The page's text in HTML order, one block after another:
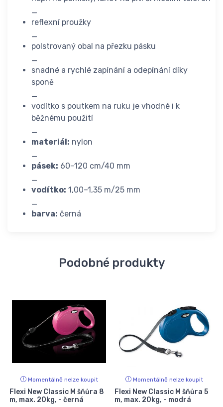
_
reflexní proužky
_
polstrovaný obal na přezku pásku
_
snadné a rychlé zapínání a odepínání díky
sponě
_
vodítko s poutkem na ruku je vhodné i k
běžnému použití
_
materiál: nylon
_
pásek: 60–120 cm/40 mm
_
vodítko: 1,00–1,35 m/25 mm
_
barva: černá
Podobné produkty
Momentálně nelze koupit
Flexi New Classic M šňůra 8
m, max. 20kg, - černá
Momentálně nelze koupit
Flexi New Classic M šňůra 5
m, max. 20kg, - modrá